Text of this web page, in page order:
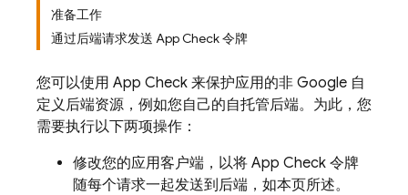
准备工作
通过后端请求发送 App Check 令牌
您可以使用 App Check 来保护应用的非 Google 自
定义后端资源，例如您自己的自托管后端。为此，您
需要执行以下两项操作：
修改您的应用客户端，以将 App Check 令牌
随每个请求一起发送到后端，如本页所述。